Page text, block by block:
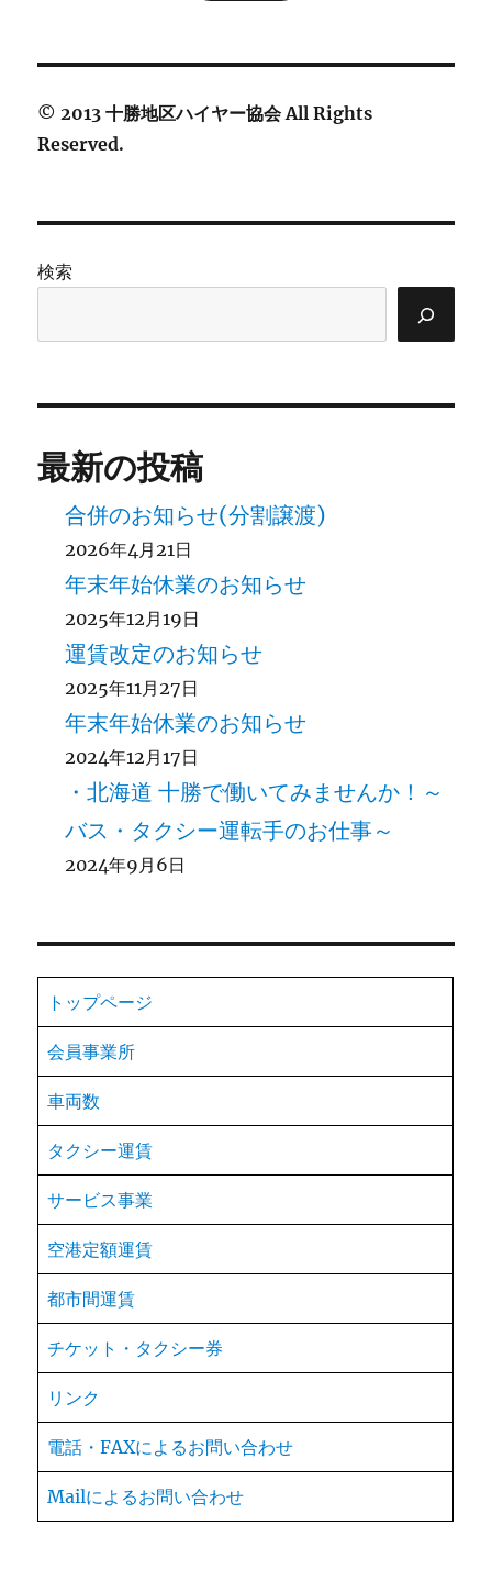
© 2013 十勝地区ハイヤー協会 All Rights
Reserved.
検索
最新の投稿
合併のお知らせ(分割譲渡)
2026年4月21日
年末年始休業のお知らせ
2025年12月19日
運賃改定のお知らせ
2025年11月27日
年末年始休業のお知らせ
2024年12月17日
・北海道 十勝で働いてみませんか！～
バス・タクシー運転手のお仕事～
2024年9月6日
トップページ
会員事業所
車両数
タクシー運賃
サービス事業
空港定額運賃
都市間運賃
チケット・タクシー券
リンク
電話・FAXによるお問い合わせ
Mailによるお問い合わせ